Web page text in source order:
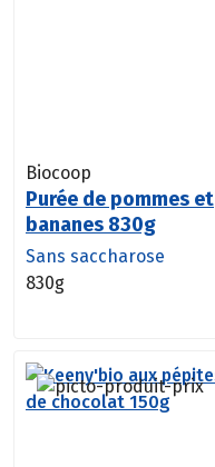
Biocoop
Purée de pommes et
bananes 830g
Sans saccharose
830g